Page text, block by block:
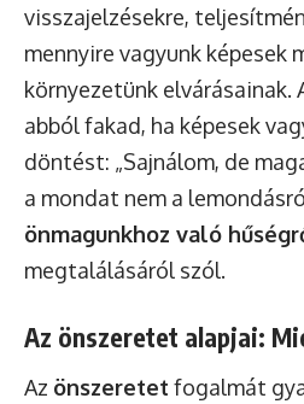
visszajelzésekre,
mennyire vagyunk képesek
környezetünk elvárásainak.
abból fakad, ha képesek
döntést: „Sajnálom, de
a mondat nem a
önmagunkhoz való
megtalálásáról szól.
Az önszeretet alapjai:
Az önszeretet fogalmát